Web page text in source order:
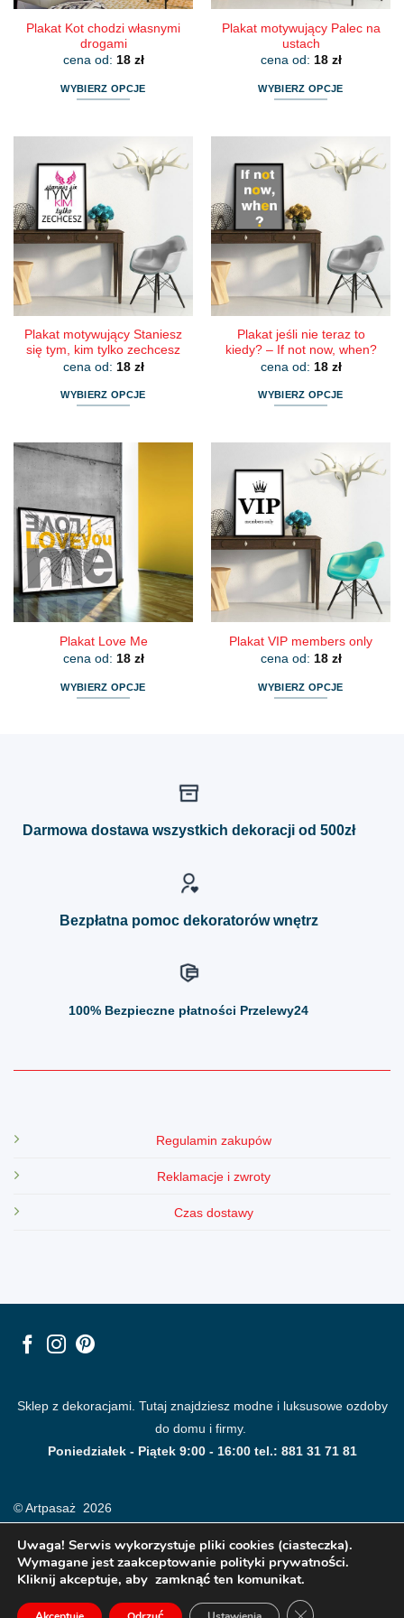
Plakat Kot chodzi własnymi
drogami
cena od: 18 zł
WYBIERZ OPCJE
wiele
wariantów.
Opcje
można
wybrać
na
stronie
produktu
Plakat motywujący Palec na
ustach
cena od: 18 zł
WYBIERZ OPCJE
wiele
wariantów.
Opcje
można
wybrać
na
stronie
produktu
Plakat motywujący Staniesz
się tym, kim tylko zechcesz
cena od: 18 zł
WYBIERZ OPCJE
ma
wiele
wariantów.
Opcje
można
wybrać
na
stronie
produktu
Plakat jeśli nie teraz to
kiedy? – If not now, when?
cena od: 18 zł
WYBIERZ OPCJE
wiele
wariantów.
Opcje
można
wybrać
na
stronie
produktu
Plakat Love Me
cena od: 18 zł
WYBIERZ OPCJE
Plakat VIP members only
cena od: 18 zł
WYBIERZ OPCJE
można
Darmowa dostawa wszystkich dekoracji od 500zł
Bezpłatna pomoc dekoratorów wnętrz
100% Bezpieczne płatności Przelewy24
Regulamin zakupów
Reklamacje i zwroty
Czas dostawy
Sklep z dekoracjami. Tutaj znajdziesz modne i luksusowe ozdoby
do domu i firmy.
Poniedziałek - Piątek 9:00 - 16:00 tel.: 881 31 71 81
© Artpasaż 2026
Uwaga! Serwis wykorzystuje pliki cookies (ciasteczka).
Wymagane jest zaakceptowanie polityki prywatności.
Kliknij akceptuje, aby zamknąć ten komunikat.
ZAMKNIJ